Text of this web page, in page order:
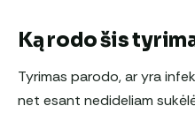
Ką rodo šis
Tyrimas parodo, ar yra
net esant nedideliam